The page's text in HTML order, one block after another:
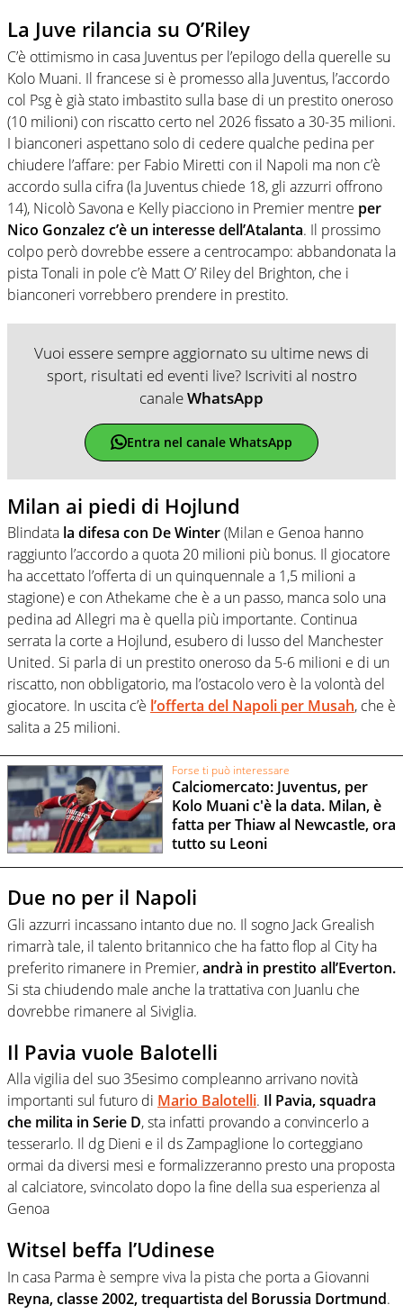
La Juve rilancia su O’Riley
C’è ottimismo in casa Juventus per l’epilogo della querelle su
Kolo Muani. Il francese si è promesso alla Juventus, l’accordo
col Psg è già stato imbastito sulla base di un prestito oneroso
(10 milioni) con riscatto certo nel 2026 fissato a 30-35 milioni.
I bianconeri aspettano solo di cedere qualche pedina per
chiudere l’affare: per Fabio Miretti con il Napoli ma non c’è
accordo sulla cifra (la Juventus chiede 18, gli azzurri offrono
14), Nicolò Savona e Kelly piacciono in Premier mentre per
Nico Gonzalez c’è un interesse dell’Atalanta. Il prossimo
colpo però dovrebbe essere a centrocampo: abbandonata la
pista Tonali in pole c’è Matt O’ Riley del Brighton, che i
bianconeri vorrebbero prendere in prestito.
Vuoi essere sempre aggiornato su ultime news di
sport, risultati ed eventi live? Iscriviti al nostro
canaleWhatsApp
Entra nel canale WhatsApp
Milan ai piedi di Hojlund
Blindata la difesa con De Winter(Milan e Genoa hanno
raggiunto l’accordo a quota 20 milioni più bonus. Il giocatore
ha accettato l’offerta di un quinquennale a 1,5 milioni a
stagione) e con Athekame che è a un passo, manca solo una
pedina ad Allegri ma è quella più importante. Continua
serrata la corte a Hojlund, esubero di lusso del Manchester
United. Si parla di un prestito oneroso da 5-6 milioni e di un
riscatto, non obbligatorio, ma l’ostacolo vero è la volontà del
giocatore. In uscita c’è l’offerta del Napoli per Musah, che è
salita a 25 milioni.
Forse ti può interessare
Calciomercato: Juventus, per
Kolo Muani c'è la data. Milan, è
fatta per Thiaw al Newcastle, ora
tutto su Leoni
Due no per il Napoli
Gli azzurri incassano intanto due no. Il sogno Jack Grealish
rimarrà tale, il talento britannico che ha fatto flop al City ha
preferito rimanere in Premier,andrà in prestito all’Everton.
Si sta chiudendo male anche la trattativa con Juanlu che
dovrebbe rimanere al Siviglia.
Il Pavia vuole Balotelli
Alla vigilia del suo 35esimo compleanno arrivano novità
importanti sul futuro di Mario Balotelli. Il Pavia, squadra
che milita in Serie D, sta infatti provando a convincerlo a
tesserarlo. Il dg Dieni e il ds Zampaglione lo corteggiano
ormai da diversi mesi e formalizzeranno presto una proposta
al calciatore, svincolato dopo la fine della sua esperienza al
Genoa
Witsel beffa l’Udinese
In casa Parma è sempre viva la pista che porta a Giovanni
Reyna, classe 2002, trequartista del Borussia Dortmund.